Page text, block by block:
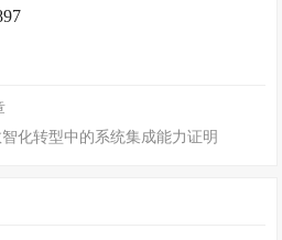
化转型中的系统集成能力证明